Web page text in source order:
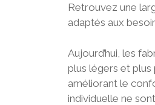
Retrouvez une
adaptés aux
Aujourd’hui, les
plus légers et
améliorant le
individuelle ne